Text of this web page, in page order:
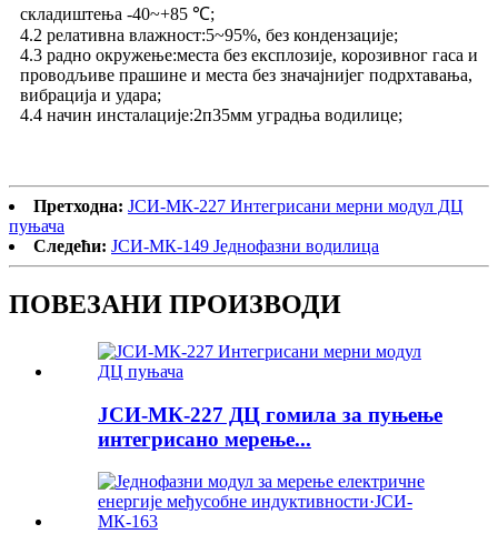
складиштења -40~+85 ℃;
4.2 релативна влажност:5~95%, без кондензације;
4.3 радно окружење:места без експлозије, корозивног гаса и
проводљиве прашине и места без значајнијег подрхтавања,
вибрација и удара;
4.4 начин инсталације:2п35мм уградња водилице;
Претходна: ЈСИ-МК-227 Интегрисани мерни модул ДЦ
пуњача
Следећи: ЈСИ-МК-149 Једнофазни водилица
ПОВЕЗАНИ ПРОИЗВОДИ
ЈСИ-МК-227 ДЦ гомила за пуњење
интегрисано мерење...